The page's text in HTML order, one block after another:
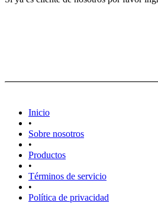
Inicio
•
Sobre nosotros
•
Productos
•
Términos de servicio
•
Política de privacidad